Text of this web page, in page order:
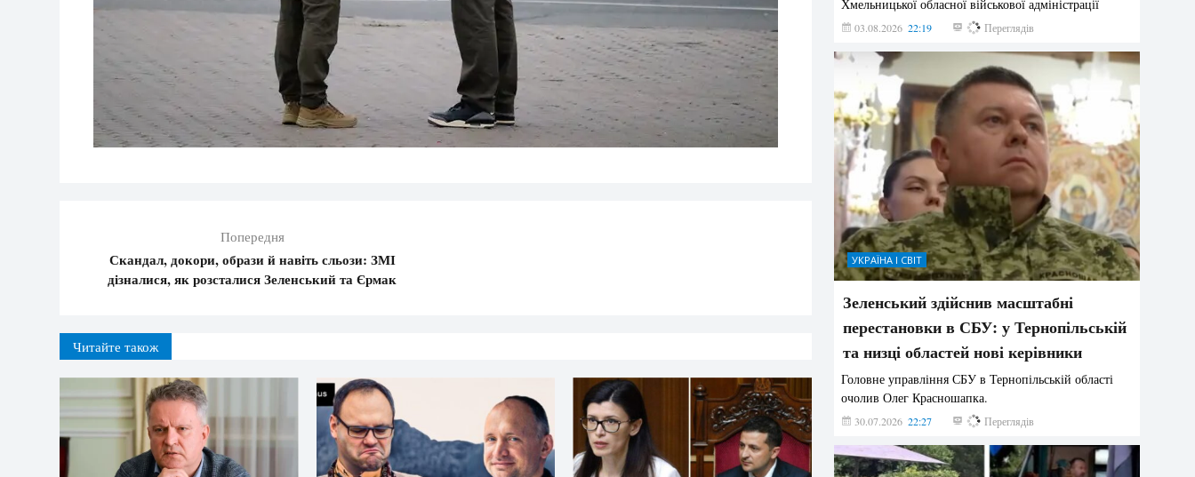
Попередня
Скандал, докори, образи й навіть сльози: ЗМІ
дізналися, як розсталися Зеленський та Єрмак
Читайте також
Хмельницької обласної військової адміністрації
03.08.2026 22:19 837 Переглядів
УКРАЇНА І СВІТ
Зеленський здійснив масштабні
перестановки в СБУ: у Тернопільській
та низці областей нові керівники
Головне управління СБУ в Тернопільській області
очолив Олег Красношапка.
30.07.2026 22:27 629 Переглядів